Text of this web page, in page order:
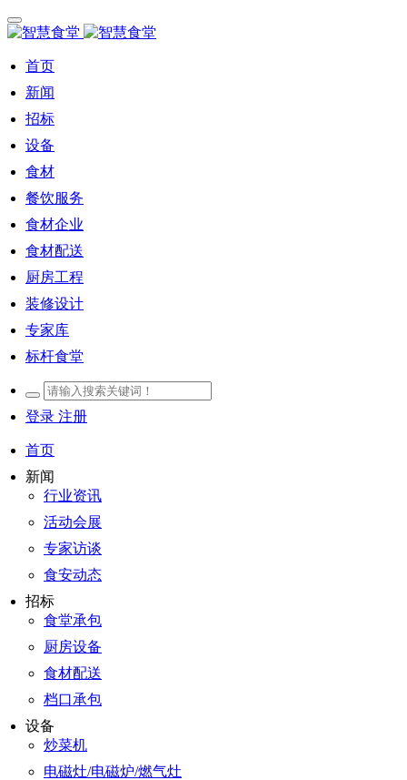
首页
新闻
招标
设备
食材
餐饮服务
食材企业
食材配送
厨房工程
装修设计
专家库
标杆食堂
登录 注册
首页
新闻
行业资讯
活动会展
专家访谈
食安动态
招标
食堂承包
厨房设备
食材配送
档口承包
设备
炒菜机
电磁灶/电磁炉/燃气灶